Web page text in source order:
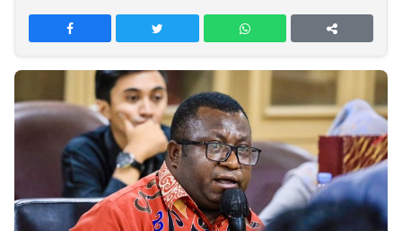
PT
TREETAN
INDONESIA
Partner
NTB
Time
IDN
Jogja
Rakyat
News
Notice
Dinamikapost.com
Baru
Seedbacklink